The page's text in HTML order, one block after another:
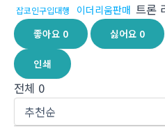
잡코인구입대행 이더리움판매 트론
좋아요 0 싫어요 0
인쇄
전체 0